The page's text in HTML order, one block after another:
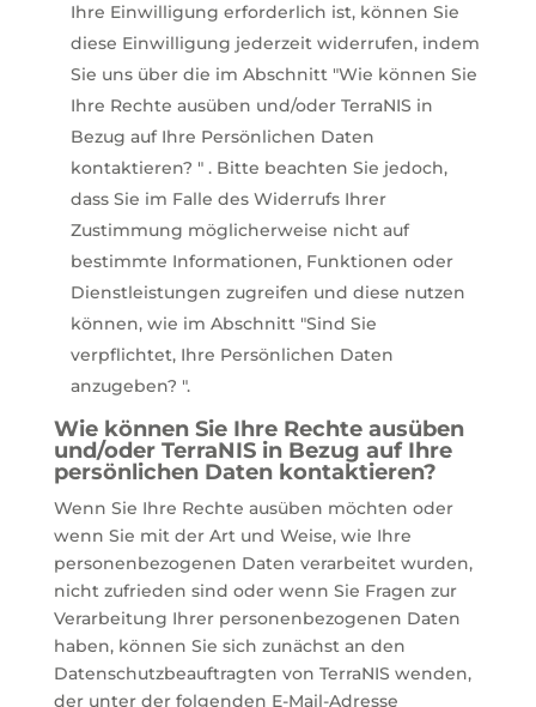
Ihre Einwilligung erforderlich ist, können Sie
diese Einwilligung jederzeit widerrufen, indem
Sie uns über die im Abschnitt "Wie können Sie
Ihre Rechte ausüben und/oder TerraNIS in
Bezug auf Ihre Persönlichen Daten
kontaktieren? " . Bitte beachten Sie jedoch,
dass Sie im Falle des Widerrufs Ihrer
Zustimmung möglicherweise nicht auf
bestimmte Informationen, Funktionen oder
Dienstleistungen zugreifen und diese nutzen
können, wie im Abschnitt "Sind Sie
verpflichtet, Ihre Persönlichen Daten
anzugeben? ".
Wie können Sie Ihre Rechte ausüben
und/oder TerraNIS in Bezug auf Ihre
persönlichen Daten kontaktieren?
Wenn Sie Ihre Rechte ausüben möchten oder
wenn Sie mit der Art und Weise, wie Ihre
personenbezogenen Daten verarbeitet wurden,
nicht zufrieden sind oder wenn Sie Fragen zur
Verarbeitung Ihrer personenbezogenen Daten
haben, können Sie sich zunächst an den
Datenschutzbeauftragten von TerraNIS wenden,
der unter der folgenden E-Mail-Adresse